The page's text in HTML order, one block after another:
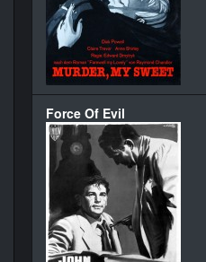
Force Of Evil